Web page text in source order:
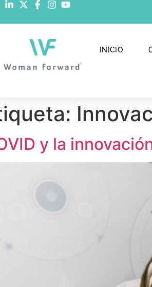
INICIO
y la